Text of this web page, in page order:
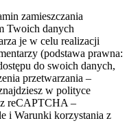
zamieszczania
Twoich danych
je w celu realizacji
(podstawa prawna:
do swoich danych,
przetwarzania –
w polityce
reCAPTCHA –
i Warunki korzystania z